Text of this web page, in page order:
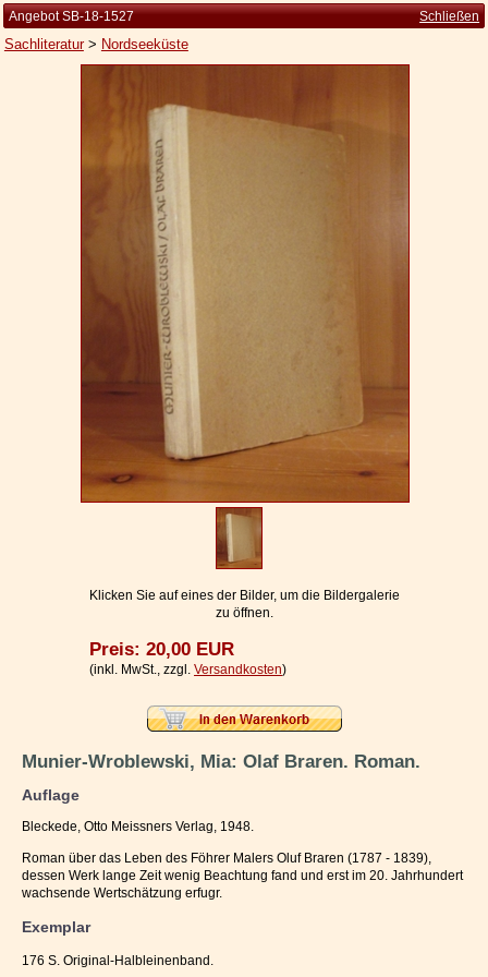
Kleine Kulturgeschichte
Die Brockhaus Auflagen
Widerrufsbelehrung
Datenschutzerklärung
Ihr Warenkorb
Angebot SB-18-1527 Schließen
Sachliteratur> Nordseeküste
Klicken Sie auf eines der Bilder, um die Bildergalerie
zu öffnen.
Preis: 20,00 EUR
(inkl. MwSt., zzgl. Versandkosten)
Munier-Wroblewski, Mia: Olaf Braren. Roman.
Auflage
Bleckede, Otto Meissners Verlag, 1948.
Roman über das Leben des Föhrer Malers Oluf Braren (1787 - 1839),
dessen Werk lange Zeit wenig Beachtung fand und erst im 20. Jahrhundert
wachsende Wertschätzung erfugr.
Exemplar
176 S. Original-Halbleinenband.